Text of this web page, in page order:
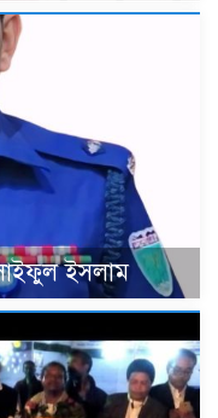
ইসলাম